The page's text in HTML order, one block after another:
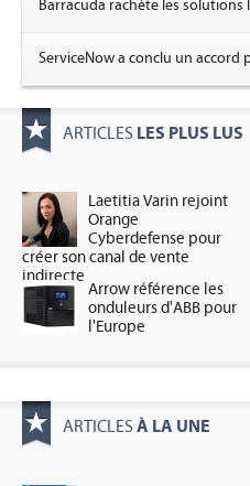
Barracuda rachète les solutions
ServiceNow a conclu un accord
ARTICLES LES PLUS LUS
Laetitia Varin rejoint
Orange
Cyberdefense pour
créer son canal de vente
indirecte
Arrow référence les
onduleurs d'ABB pour
l'Europe
ARTICLES À LA UNE